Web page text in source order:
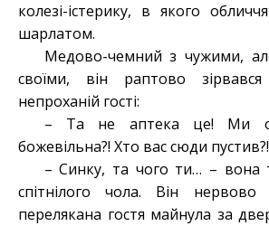
колезі-істерику, в якого
шарлатом.
Медово-чемний з чужими,
своїми, він раптово
непроханій гості:
– Та не аптека це! Ми
божевільна?! Хто вас сюди пустив?!
– Синку, та чого ти… – вона
спітнілого чола. Він
перелякана гостя майнула за